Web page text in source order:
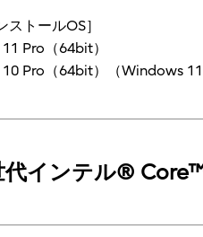
ストールOS］
Pro（64bit）
Pro（64bit）（Windows 11
代インテル®